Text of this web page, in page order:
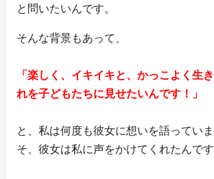
と問いたいんです。
そんな背景もあって、
「楽しく、イキイキと、かっこよく生
れを子どもたちに見せたいんです！」
と、私は何度も彼女に想いを語ってい
そ、彼女は私に声をかけてくれたんです